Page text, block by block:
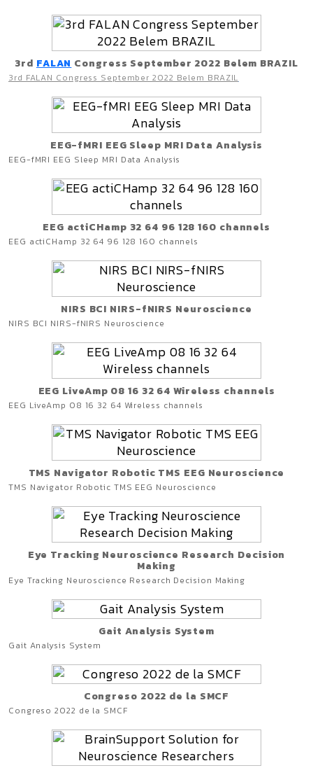
3rd FALAN Congress September 2022 Belem BRAZIL
3rd FALAN Congress September 2022 Belem BRAZIL
EEG-fMRI EEG Sleep MRI Data Analysis
EEG-fMRI EEG Sleep MRI Data Analysis
EEG actiCHamp 32 64 96 128 160 channels
EEG actiCHamp 32 64 96 128 160 channels
NIRS BCI NIRS-fNIRS Neuroscience
NIRS BCI NIRS-fNIRS Neuroscience
EEG LiveAmp 08 16 32 64 Wireless channels
EEG LiveAmp 08 16 32 64 Wireless channels
TMS Navigator Robotic TMS EEG Neuroscience
TMS Navigator Robotic TMS EEG Neuroscience
Eye Tracking Neuroscience Research Decision
Making
Eye Tracking Neuroscience Research Decision Making
Gait Analysis System
Gait Analysis System
Congreso 2022 de la SMCF
Congreso 2022 de la SMCF